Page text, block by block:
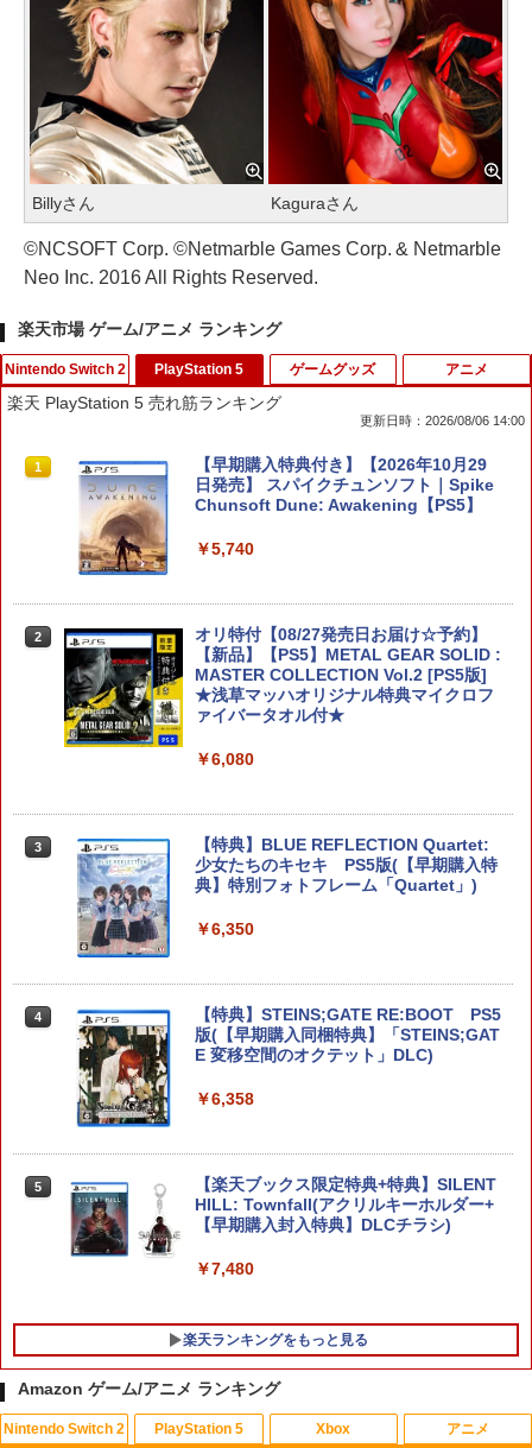
Billyさん Kaguraさん
©NCSOFT Corp. ©Netmarble Games Corp. & Netmarble
Neo Inc. 2016 All Rights Reserved.
楽天市場 ゲーム/アニメ ランキング
Nintendo Switch 2
1
スーパー マリオパーティ ジャンボリー
Nintendo Switch 2 Edition ＋ ジャンボ
リーTV Switch 2【ポスト投函】
￥7,882
2
【PowerA 公式ストア】パワーエー アド
バンテージ・ワイヤレスコントローラー
for Nintendo Switch 2 - ブラック 【任
天堂公式ライセンス商品】送料無料 国内
2年保証
￥7,900
3
【8/05.8/10限定！お買い物マラソン×5の
つく日｜ポイント最大49.5倍】【新品未
開封】バイオハザード レクイエム 通常
ターパック全国送料無料
【特典】ドラゴンクエストVII Reimagin
アクリルチャーム)
【特典】ほの暮しの庭 switch2版(【初
PlayStation 5
楽天 PlayStation 5 売れ筋ランキング
更新日時：2026/08/06 14:00
1
【早期購入特典付き】【2026年10月29
日発売】 スパイクチュンソフト｜Spike
Chunsoft Dune: Awakening【PS5】
￥5,740
2
オリ特付【08/27発売日お届け☆予約】
【新品】【PS5】METAL GEAR SOLID :
MASTER COLLECTION Vol.2 [PS5版]
★浅草マッハオリジナル特典マイクロフ
ァイバータオル付★
￥6,080
3
【特典】BLUE REFLECTION Quartet:
少女たちのキセキ PS5版(【早期購入特
典】特別フォトフレーム「Quartet」)
￥6,350
4
【特典】STEINS;GATE RE:BOOT PS5
版(【早期購入同梱特典】「STEINS;GAT
E 変移空間のオクテット」DLC)
￥6,358
5
【楽天ブックス限定特典+特典】SILENT
HILL: Townfall(アクリルキーホルダー+
【早期購入封入特典】DLCチラシ)
￥7,480
楽天ランキングをもっと見る
ゲームグッズ アニメ
Amazon ゲーム/アニメ ランキング
Nintendo Switch 2 PlayStation 5 Xbox アニメ